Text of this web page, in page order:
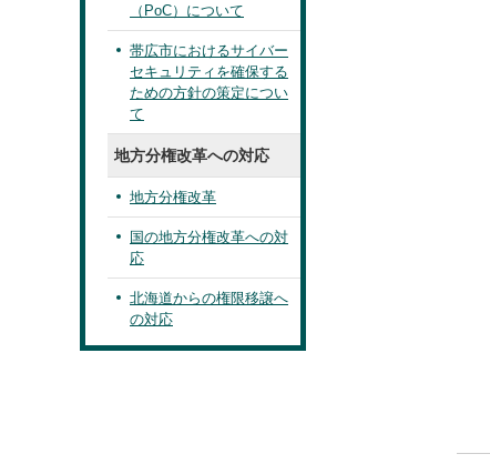
（PoC）について
帯広市におけるサイバー
セキュリティを確保する
ための方針の策定につい
て
地方分権改革への対応
地方分権改革
国の地方分権改革への対
応
北海道からの権限移譲へ
の対応